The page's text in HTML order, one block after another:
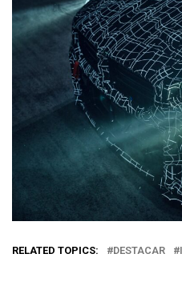
RELATED TOPICS: DESTACAR